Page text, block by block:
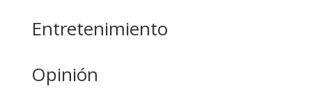
Entretenimiento
Opinión